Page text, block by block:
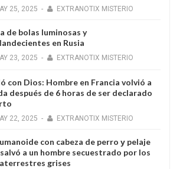
25, 2025 - EXTRANOTIX MISTERIO
de bolas luminosas y
en Rusia
23, 2025 - EXTRANOTIX MISTERIO
con Dios: Hombre en Francia volvió a
después de 6 horas de ser declarado
22, 2025 - EXTRANOTIX MISTERIO
con cabeza de perro у pelaje
a un hombre secuestrado por los
grises